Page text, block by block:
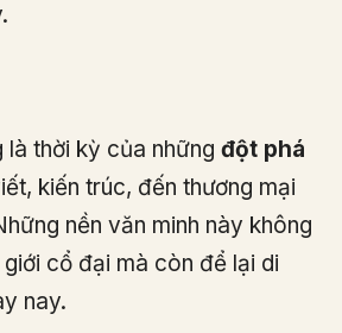
là thời kỳ của những đột phá
kiến trúc, đến thương mại
nền văn minh này không
cổ đại mà còn để lại di
nay.